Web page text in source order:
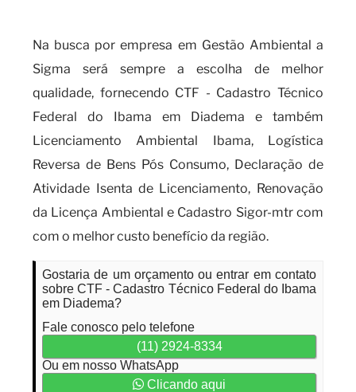
Na busca por empresa em Gestão Ambiental a
Sigma será sempre a escolha de melhor
qualidade, fornecendo CTF - Cadastro Técnico
Federal do Ibama em Diadema e também
Licenciamento Ambiental Ibama, Logística
Reversa de Bens Pós Consumo, Declaração de
Atividade Isenta de Licenciamento, Renovação
da Licença Ambiental e Cadastro Sigor-mtr com
com o melhor custo benefício da região.
Gostaria de um orçamento ou entrar em contato
sobre CTF - Cadastro Técnico Federal do Ibama
em Diadema?
Fale conosco pelo telefone
(11) 2924-8334
Ou em nosso WhatsApp
Clicando aqui